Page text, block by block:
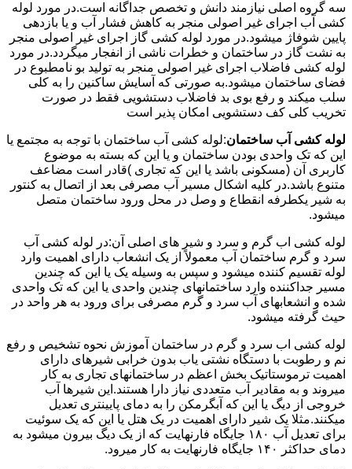
سه گروه اصلی نیازمند دانش و تخصص جداگانه است.در مورد لوله
کشی آب اجرای غیر اصولی منجر به کاهش فشار آب و یا بازدهی
پایین شوفاژ میشود.در مورد لوله کشی گاز اجرای غیر اصولی منجر
به نشت گاز در ساختمان و خطرات ناشی از انفجار میگردد.در مورد
لوله کشی فاضلاب اجرای غیر اصولی منجر به تولید بو نامطبوع در
فضای ساختمان میشود.به صورتی که آسایش ساکنین را به کلی
سلب میکند و رفع بوی بد فاضلاب دستشویی فقط در صورت
تخریب کلی کف دستشویی امکان پذیر است
لوله کشی آب ساختمان:لوله کشی آب ساختمان با توجه به مجتمع یا
این که تک واحدی بودن ساختمان و یا این که بسته به موضوع
کاربری آن (مسکونی باشد یا این که تجاری )قادر است مضاعف
متنوع باشد.در کلیه اشکال مسیر آب مصرفی بعد از اتصال به کنتور
به شیر یکطرفه انقطاع و وصل در محل ورود ساختمان متصل
میشود.
لوله کشی اب گرم و سرد و شیر های اصلی آن:در لوله کشی آب
سرد و گرم ساختمان آب معمولاً از یک انشعاب دارای اهمیت وارد
لوله تقسیم کننده میشود و سپس به وسیله یک یا این که چندین
مسیر جداکننده وارد ساختمانهای چندین واحدی یا این که تک واحدی
شده و انشعابهای آب سرد و گرم مصرفی برای ورود به هر واحد در
حیث گرفته میشود.
لوله کشی اب سرد و گرم در ساختمان آموزش نحوه تشخیص و رفع
نم و رطوبت با دستگاه نشتی یاب بدون خرابی شیرهای دارای
اهمیت ترموستاتیک بخش اعظم در ساختمانهای تجاری به کار
میروند و به مقادیر آب متعددی نیاز دارا هستند.این شیرها آب
خروجی از دیگ یا این که آبگرمکن را به دمای پایینتری تعدیل
میکنند.مثلا یک شیر دارای اهمیت در یک هتل یا این که یک سوئیت
برای تعدیل آب ۱۸۰ جایگاه فارنهایت که از یک دیگ بیرون میشود به
دمای حداکثر ۱۴۰ جایگاه فارنهایت به کار میرود.